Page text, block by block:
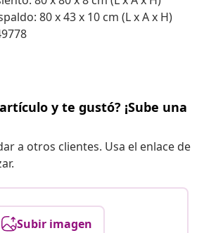
80 x 43 x 10 cm (L x A x H)
y te gustó? ¡Sube una
a otros clientes. Usa el enlace de
Subir imagen